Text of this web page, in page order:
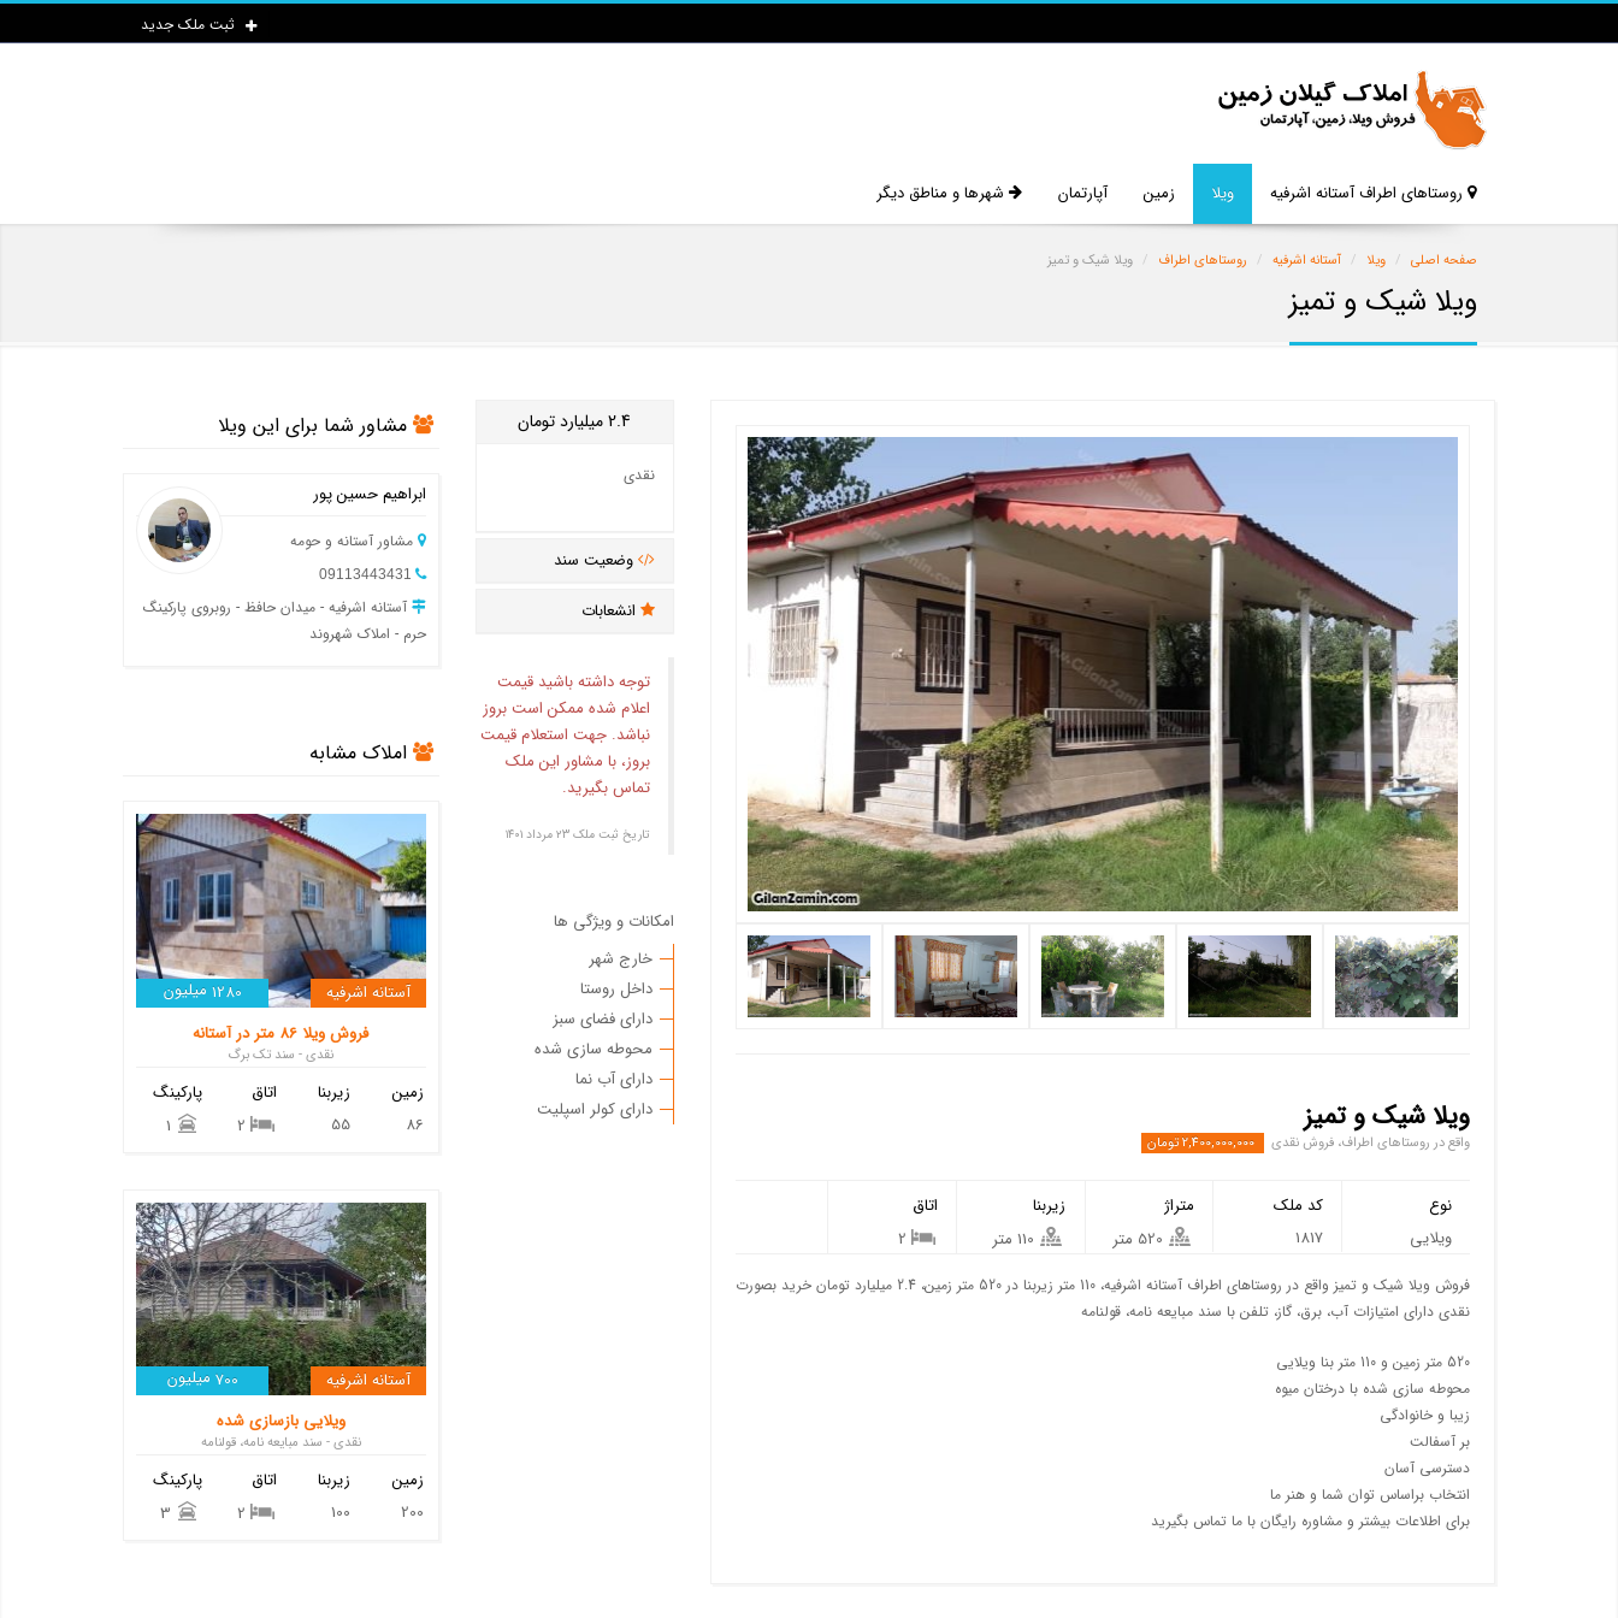
ثبت ملک جدید
روستاهای اطراف آستانه اشرفیه ویلا زمین آپارتمان شهرها و مناطق دیگر
صفحه اصلی ویلا آستانه اشرفیه روستاهای اطراف ویلا شیک و تمیز
ویلا شیک و تمیز
ویلا شیک و تمیز
واقع در روستاهای اطراف، فروش نقدی
نوع
ویلایی
کد ملک
1817
متراژ
زیربنا
اتاق
فروش ویلا شیک و تمیز واقع در روستاهای اطراف آستانه اشرفیه، 110 متر زیربنا در 520 متر زمین، 2.4 میلیارد تومان خرید بصورت
نقدی دارای امتیازات آب، برق، گاز، تلفن با سند مبایعه نامه، قولنامه
520 متر زمین و 110 متر بنا ویلایی
محوطه سازی شده با درختان میوه
زیبا و خانوادگی
بر آسفالت
دسترسی آسان
انتخاب براساس توان شما و هنر ما
برای اطلاعات بیشتر و مشاوره رایگان با ما تماس بگیرید
2.4میلیارد تومان
نقدی
وضعیت سند
انشعابات
توجه داشته باشید قیمت
اعلام شده ممکن است بروز
نباشد. جهت استعلام قیمت
بروز، با مشاور این ملک
تماس بگیرید.
تاریخ ثبت ملک ۲۳ مرداد ۱۴۰۱
امکانات و ویژگی ها
خارج شهر
داخل روستا
دارای فضای سبز
محوطه سازی شده
دارای آب نما
دارای کولر اسپلیت
مشاور شما برای این ویلا
ابراهیم حسین پور
مشاور آستانه و حومه
آستانه اشرفیه - میدان حافظ - روبروی پارکینگ
حرم - املاک شهروند
املاک مشابه
1280 میلیون
آستانه اشرفیه
فروش ویلا 86 متر در آستانه
نقدی - سند تک برگ
پارکینگ
اتاق
زیربنا
55
زمین
86
700 میلیون
آستانه اشرفیه
ویلایی بازسازی شده
نقدی - سند مبایعه نامه، قولنامه
پارکینگ
اتاق
زیربنا
100
زمین
200